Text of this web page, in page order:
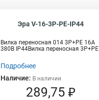
Эра V-16-3P-PE-IP44
Вилка переносная 014 3Р+РЕ 16А
380В IP44Вилка переносная 3P+PE
Подробнее
Наличие: В наличии
289,75 ₽